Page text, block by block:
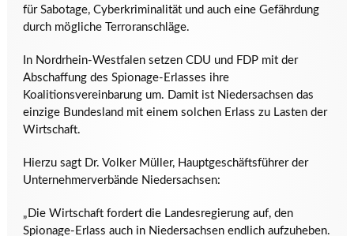
für Sabotage, Cyberkriminalität und auch eine Gefährdung
durch mögliche Terroranschläge.
In Nordrhein-Westfalen setzen CDU und FDP mit der
Abschaffung des Spionage-Erlasses ihre
Koalitionsvereinbarung um. Damit ist Niedersachsen das
einzige Bundesland mit einem solchen Erlass zu Lasten der
Wirtschaft.
Hierzu sagt Dr. Volker Müller, Hauptgeschäftsführer der
Unternehmerverbände Niedersachsen:
„Die Wirtschaft fordert die Landesregierung auf, den
Spionage-Erlass auch in Niedersachsen endlich aufzuheben.